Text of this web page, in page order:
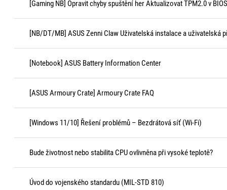
[Gaming NB] Opravit chyby spuštění her Aktualizovat TPM2.0 v
[NB/DT/MB] ASUS Zenni Claw Uživatelská instalace a uživatelská
[Notebook] ASUS Battery Information Center
[ASUS Armoury Crate] Armoury Crate FAQ
[Windows 11/10] Řešení problémů – Bezdrátová síť (Wi-Fi)
Bude životnost nebo stabilita CPU ovlivněna při vysoké teplotě?
Úvod do vojenského standardu (MIL-STD 810)